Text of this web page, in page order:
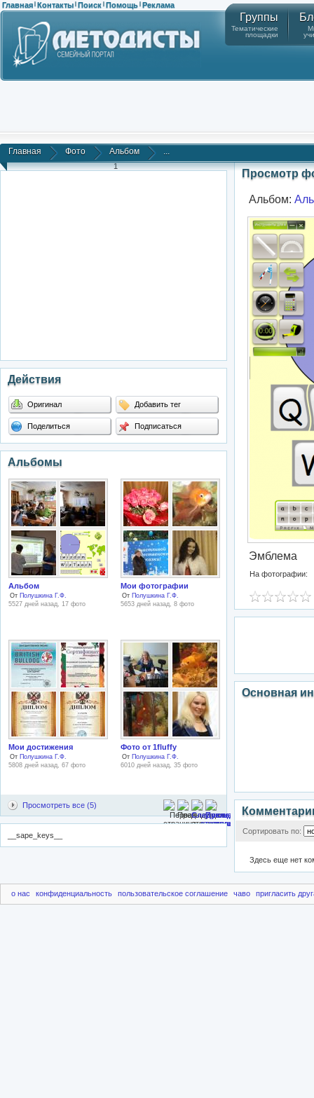
Главная | Контакты | Поиск | Помощь | Реклама
Группы
Тематические
площадки
Главная Фото Альбом ...
1
Действия
Оригинал Добавить тег
Поделиться Подписаться
Альбомы
Альбом
От Полушкина Г.Ф.
5527 дней назад, 17 фото
Мои фотографии
От Полушкина Г.Ф.
5653 дней назад, 8 фото
Мои достижения
От Полушкина Г.Ф.
5808 дней назад, 67 фото
Фото от 1fluffy
От Полушкина Г.Ф.
6010 дней назад, 35 фото
Просмотреть все (5)
__sape_keys__
Просмотр
Альбом:
Эмблема
На фотографии:
Основная
Сортировать по:
Здесь еще нет
о нас конфиденциальность пользовательское соглашение чаво пригласить